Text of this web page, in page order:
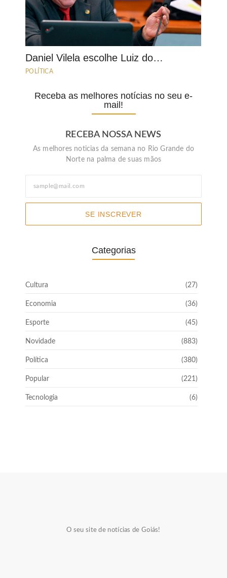
Daniel Vilela escolhe Luiz do…
POLÍTICA
Receba as melhores notícias no seu e-
mail!
RECEBA NOSSA NEWS
As melhores noticias da semana no Rio Grande do
Norte na palma de suas mãos
SE INSCREVER
Categorias
Cultura (27)
Economia (36)
Esporte (45)
Novidade (883)
Política (380)
Popular (221)
Tecnologia (6)
O seu site de notícias de Goiás!